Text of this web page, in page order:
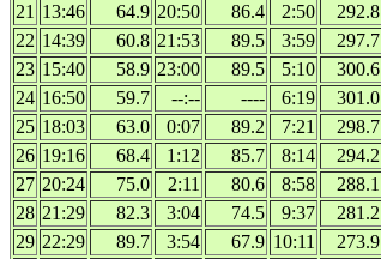
21 13:46 64.9 20:50 86.4 2:50 292.8
22 14:39 60.8 21:53 89.5 3:59 297.7
23 15:40 58.9 23:00 89.5 5:10 300.6
24 16:50 59.7 --:-- ---- 6:19 301.0
25 18:03 63.0 0:07 89.2 7:21 298.7
26 19:16 68.4 1:12 85.7 8:14 294.2
27 20:24 75.0 2:11 80.6 8:58 288.1
28 21:29 82.3 3:04 74.5 9:37 281.2
29 22:29 89.7 3:54 67.9 10:11 273.9